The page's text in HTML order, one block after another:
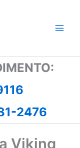
2476
Viking